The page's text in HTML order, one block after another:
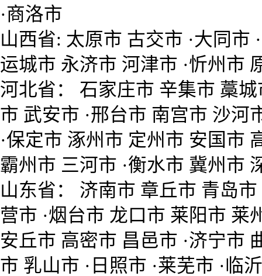
·商洛市
山西省: 太原市 古交市 ·大同市
运城市 永济市 河津市 ·忻州市
河北省： 石家庄市 辛集市 藁
市 武安市 ·邢台市 南宫市 沙河
·保定市 涿州市 定州市 安国市
霸州市 三河市 ·衡水市 冀州市
山东省： 济南市 章丘市 青岛
营市 ·烟台市 龙口市 莱阳市 莱
安丘市 高密市 昌邑市 ·济宁市
市 乳山市 ·日照市 ·莱芜市 ·临